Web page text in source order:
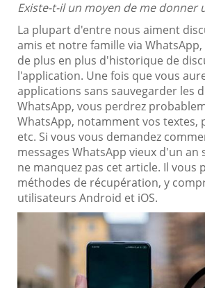
Existe-t-il un moyen de me donner
La plupart d'entre nous aiment
amis et notre famille via
de plus en plus d'historique de
l'application. Une fois que vous
applications sans sauvegarder les
WhatsApp, vous perdrez
WhatsApp, notamment vos textes,
etc. Si vous vous demandez
messages WhatsApp vieux d'un an
ne manquez pas cet article. Il vous
méthodes de récupération, y
utilisateurs Android et iOS.